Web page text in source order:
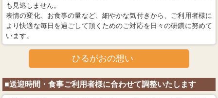
も見逃しません。
表情の変化、お食事の量など、細やかな気付きから、ご利用者様に
より快適な毎日を過ごして頂くためのご対応を日々の研鑽に努めて
います。
ひるがおの想い
■送迎時間・食事ご利用者様に合わせて調整いたします